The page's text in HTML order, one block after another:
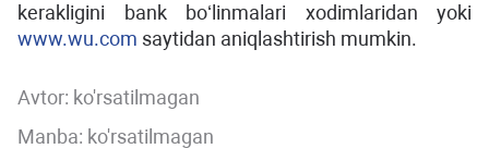
kerakligini bank boʻlinmalari xodimlaridan yoki
www.wu.com saytidan aniqlashtirish mumkin.
Avtor: ko'rsatilmagan
Manba: ko'rsatilmagan